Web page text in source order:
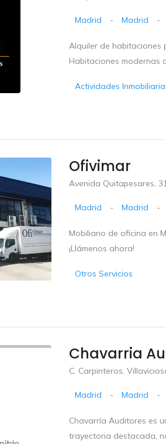
Madrid - Madrid -
Alquiler de habitaciones
Habitaciones modernas
Actividades
Ofivimar
Avenida Quitapesares,
Madrid - Madrid -
Mobiliario de oficina en
¡Llámenos ahora!
Otros Servicios
Chavarria
C. Carpinteros,
Madrid - Madrid -
Chavarría Auditores es
trayectoria destacada,